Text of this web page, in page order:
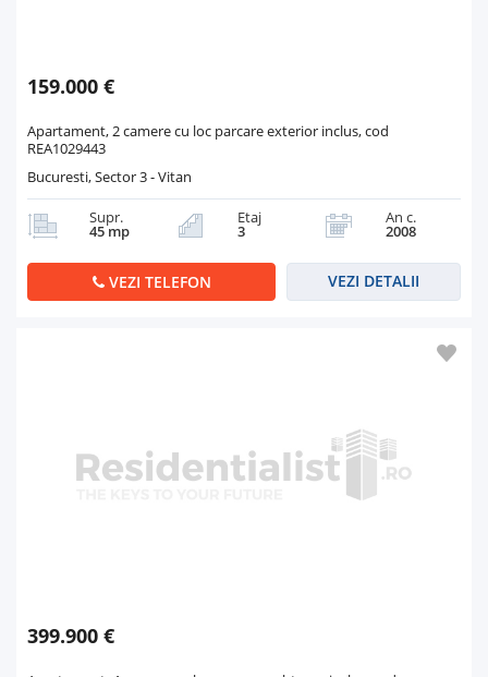
159.000 €
Apartament, 2 camere cu loc parcare exterior inclus, cod
REA1029443
Bucuresti, Sector 3 - Vitan
Supr.
45 mp
Etaj
3
An c.
2008
VEZI TELEFON VEZI DETALII
399.900 €